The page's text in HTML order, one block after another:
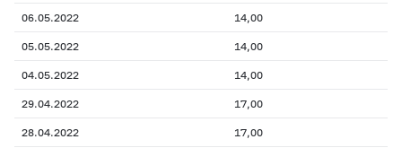
06.05.2022 14,00
05.05.2022 14,00
04.05.2022 14,00
29.04.2022 17,00
28.04.2022 17,00